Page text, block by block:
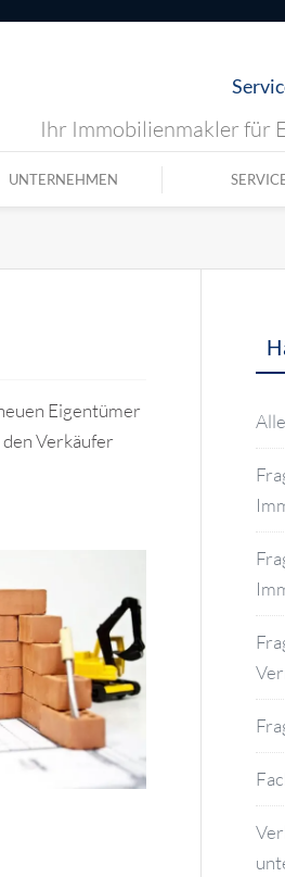
Ihr Immobilienmakler für
UNTERNEHMEN
Eigentümer
Verkäufer